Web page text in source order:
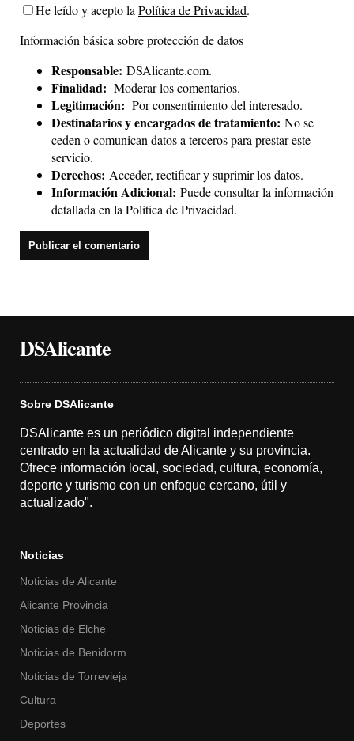
He leído y acepto la Política de Privacidad.
Información básica sobre protección de datos
Responsable: DSAlicante.com.
Finalidad: Moderar los comentarios.
Legitimación: Por consentimiento del interesado.
Destinatarios y encargados de tratamiento: No se
ceden o comunican datos a terceros para prestar este
servicio.
Derechos: Acceder, rectificar y suprimir los datos.
Información Adicional: Puede consultar la información
detallada en la Política de Privacidad.
DSAlicante
Sobre DSAlicante
DSAlicante es un periódico digital independiente
centrado en la actualidad de Alicante y su provincia.
Ofrece información local, sociedad, cultura, economía,
deporte y turismo con un enfoque cercano, útil y
actualizado".
Noticias
Noticias de Alicante
Alicante Provincia
Noticias de Elche
Noticias de Benidorm
Noticias de Torrevieja
Cultura
Deportes